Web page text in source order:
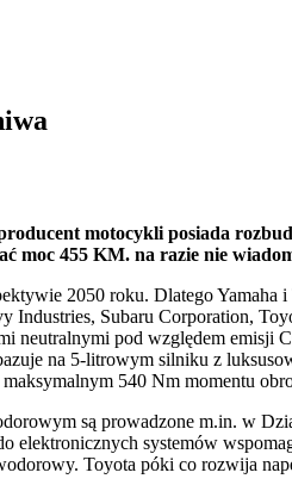
motocykli posiada
moc 455 KM. na razie nie
2050 roku. Dlatego Yamaha
Subaru Corporation,
pod względem emisji
na 5-litrowym silniku z
540 Nm momentu
są prowadzone m.in. w
elektronicznych systemów
Toyota póki co rozwija